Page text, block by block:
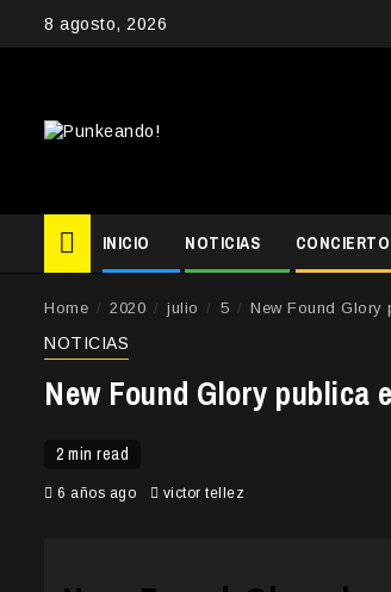
8 agosto, 2026
INICIO NOTICIAS
Home 2020 julio 5 New Found Glory
NOTICIAS
New Found Glory publica
2 min read
6 años ago victor tellez